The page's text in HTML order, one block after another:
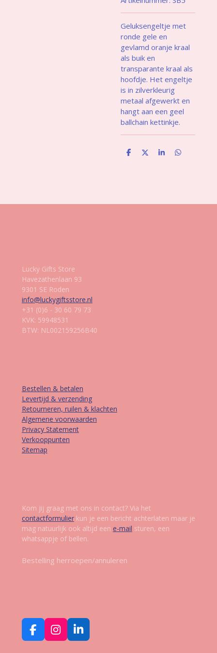
Geluksengeltje met
ronde gele en
gevlamd oranje kraal
als buik en
transparante kraal als
hoofdje. Het engeltje
is in zilverkleurig
metaal afgewerkt en
hangt aan een geel
ballchain kettinkje.
D
D
S
D
Lucky Gifts Store
Havezathenlaan 93
9301 SE Roden
info@luckygiftsstore.nl
+31 (0)6 - 30 60 79 73
KVK: 59948531
BTW: NL002159256B40
Bestellen & betalen
Levertijd & verzending
Retourneren, ruilen & klachten
Algemene voorwaarden
Privacy Statement
Verkooppunten
Sitemap
Kom jij graag met ons in contact? Via het
contactformulierkun je een bericht achterlaten maar je
mag natuurlijk ook altijd een e-mail sturen, een
whatsappje of bellen.
Bestelling herroepen/annuleren
F
a
I
n
L
i